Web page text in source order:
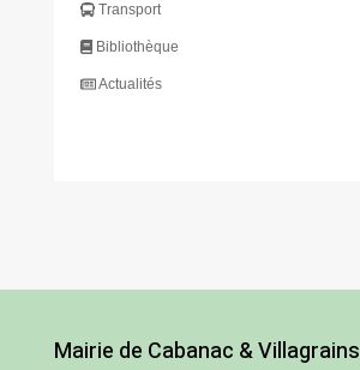
Transport
Bibliothèque
Actualités
Mairie de Cabanac & Villagrains